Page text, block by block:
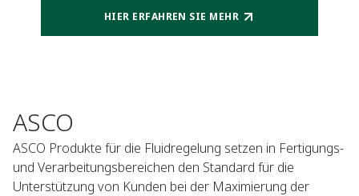
HIER ERFAHREN SIE MEHR
ASCO
ASCO Produkte für die Fluidregelung setzen in Fertigungs-
und Verarbeitungsbereichen den Standard für die
Unterstützung von Kunden bei der Maximierung der